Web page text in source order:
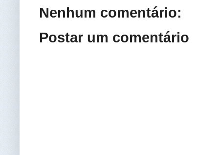
Nenhum comentário:
Postar um comentário